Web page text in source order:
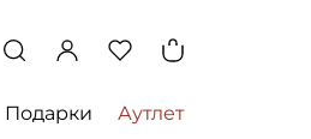
Подарки Аутлет